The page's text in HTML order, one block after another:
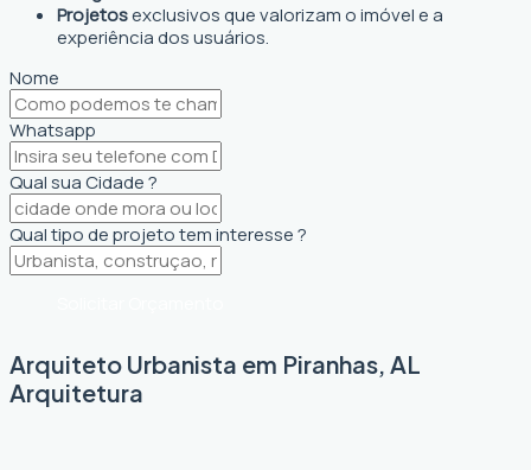
Projetosexclusivos que valorizam o imóvel e a
experiência dos usuários.
Nome
Whatsapp
Qual sua Cidade ?
Qual tipo de projeto tem interesse ?
Arquiteto Urbanista em Piranhas, AL
Arquitetura